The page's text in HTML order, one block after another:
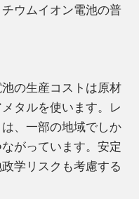
ウムイオン電池の普
の生産コストは原材
タルを使います。レ
、一部の地域でしか
がっています。安定
学リスクも考慮する